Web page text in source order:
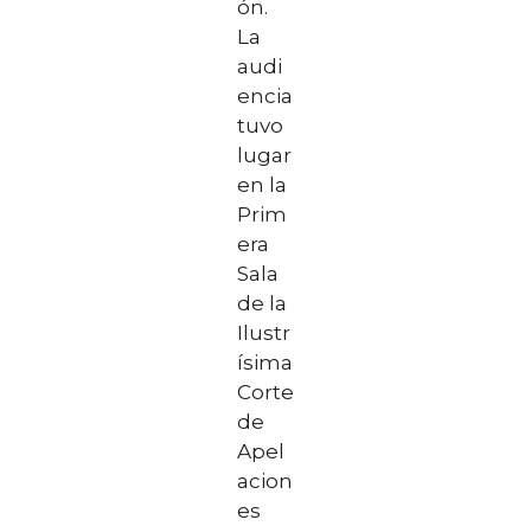
ón.
La
audi
encia
tuvo
lugar
en la
Prim
era
Sala
de la
Ilustr
ísima
Corte
de
Apel
acion
es